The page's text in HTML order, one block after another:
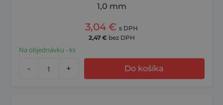
1,0 mm
3,04 € s DPH
2,47 € bez DPH
Na objednávku - ks
- + Do košíka